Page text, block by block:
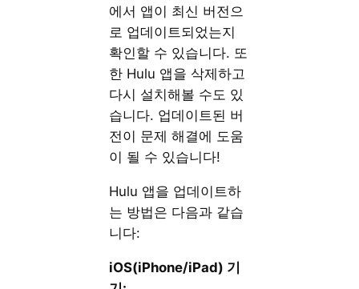
에서 앱이 최신 버전으
로 업데이트되었는지
확인할 수 있습니다. 또
한 Hulu 앱을 삭제하고
다시 설치해볼 수도 있
습니다. 업데이트된 버
전이 문제 해결에 도움
이 될 수 있습니다!
Hulu 앱을 업데이트하
는 방법은 다음과 같습
니다:
iOS(iPhone/iPad) 기